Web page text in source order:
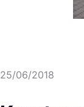
25/06/2018